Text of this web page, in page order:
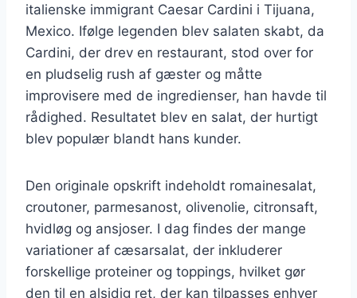
italienske immigrant Caesar Cardini i Tijuana,
Mexico. Ifølge legenden blev salaten skabt, da
Cardini, der drev en restaurant, stod over for
en pludselig rush af gæster og måtte
improvisere med de ingredienser, han havde til
rådighed. Resultatet blev en salat, der hurtigt
blev populær blandt hans kunder.
Den originale opskrift indeholdt romainesalat,
croutoner, parmesanost, olivenolie, citronsaft,
hvidløg og ansjoser. I dag findes der mange
variationer af cæsarsalat, der inkluderer
forskellige proteiner og toppings, hvilket gør
den til en alsidig ret, der kan tilpasses enhver